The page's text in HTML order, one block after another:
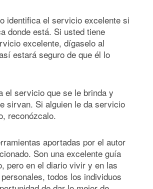
identifica el servicio excelente si
donde está. Si usted tiene
excelente, dígaselo al
estará seguro de que él lo
el servicio que se le brinda y
sirvan. Si alguien le da servicio
reconózcalo.
aportadas por el autor
Son una excelente guía
pero en el diario vivir y en las
todos los individuos